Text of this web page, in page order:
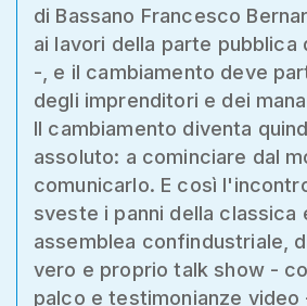
di Bassano Francesco
ai lavori della parte pubblica
-, e il cambiamento deve
degli imprenditori e dei
Il cambiamento diventa
assoluto: a cominciare dal
comunicarlo. E così
sveste i panni della classica
assemblea confindustriale,
vero e proprio talk show -
palco e testimonianze